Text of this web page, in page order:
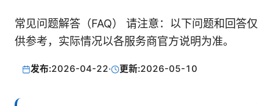
常见问题解答（FAQ） 请注意：以下问题和回答仅
供参考，实际情况以各服务商官方说明为准。
发布:2026-04-22· 更新:2026-05-10